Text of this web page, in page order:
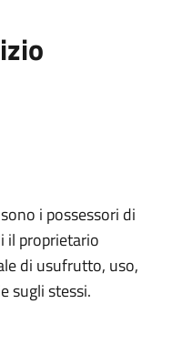
i possessori di
il proprietario
di usufrutto, uso,
sugli stessi.